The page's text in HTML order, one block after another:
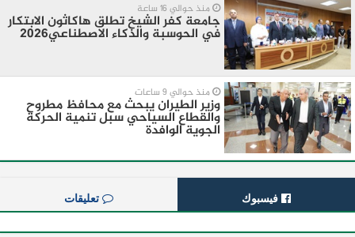
منذ حوالي 16 ساعة
جامعة كفر الشيخ تطلق هاكاثون الابتكار
في الحوسبة والذكاء الاصطناعي2026
منذ حوالي 9 ساعات
وزير الطيران يبحث مع محافظ مطروح
والقطاع السياحي سبل تنمية الحركة
الجوية الوافدة
فيسبوك تعليقات